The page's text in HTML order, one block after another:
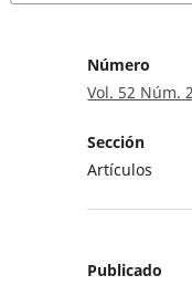
Número
Vol. 52 Núm.
Sección
Artículos
Publicado